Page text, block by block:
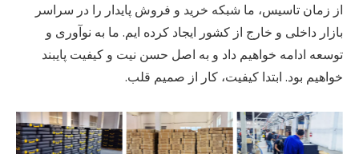
از زمان تاسیس، ما شبکه خرید و فروش پایدار را در سراسر
بازار داخلی و خارج از کشور ایجاد کرده ایم. ما به نوآوری و
توسعه ادامه خواهیم داد و به اصل حسن نیت و کیفیت پایبند
خواهیم بود. ابتدا کیفیت، کار از صمیم قلب.